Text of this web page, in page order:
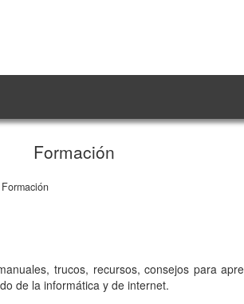
Formación
trucos, recursos, consejos para
de la informática y de internet.